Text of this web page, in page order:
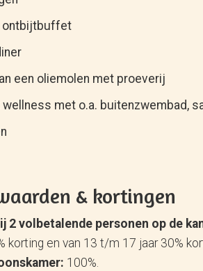
ontbijtbuffet
een oliemolen met proeverij
met o.a. buitenzwembad,
& kortingen
2 volbetalende personen op de
korting en van 13 t/m 17 jaar 30%
100%.